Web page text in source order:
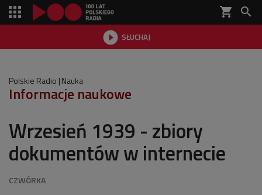
shopping_cart 
 SŁUCHAJ

Polskie Radio Nauka
Informacje naukowe
Wrzesień 1939 - zbiory
dokumentów w internecie